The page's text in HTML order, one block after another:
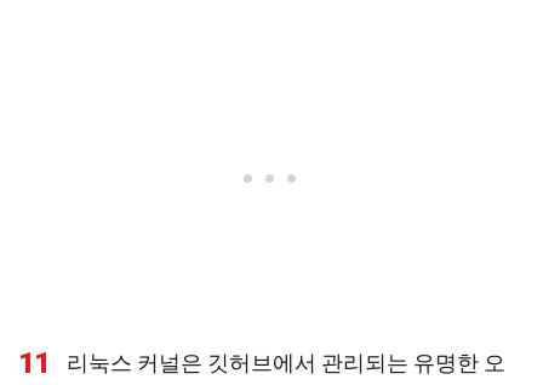
11 리눅스 커널은 깃허브에서 관리되는 유명한 오